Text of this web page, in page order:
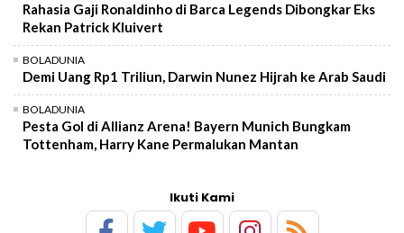
Rahasia Gaji Ronaldinho di Barca Legends Dibongkar Eks
Rekan Patrick Kluivert
BOLADUNIA
Demi Uang Rp1 Triliun, Darwin Nunez Hijrah ke Arab Saudi
BOLADUNIA
Pesta Gol di Allianz Arena! Bayern Munich Bungkam
Tottenham, Harry Kane Permalukan Mantan
Ikuti Kami